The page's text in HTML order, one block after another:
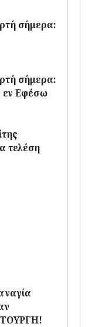
σήμερα:
σήμερα:
εν Εφέσω
τελέση